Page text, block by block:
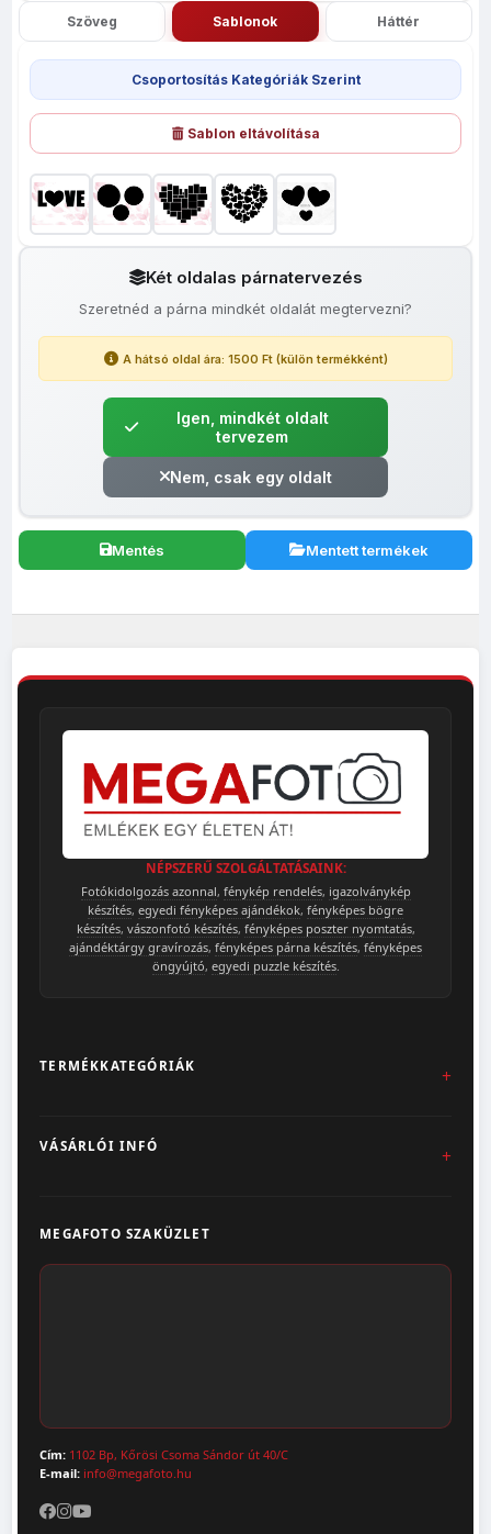
Szöveg Sablonok Háttér
Csoportosítás Kategóriák Szerint
Sablon eltávolítása
Két oldalas párnatervezés
Szeretnéd a párna mindkét oldalát megtervezni?
A hátsó oldal ára: 1500 Ft (külön termékként)
Igen, mindkét oldalt
tervezem
Nem, csak egy oldalt
Mentés Mentett termékek
NÉPSZERŰ SZOLGÁLTATÁSAINK:
Fotókidolgozás azonnal, fénykép rendelés, igazolványkép
készítés, egyedi fényképes ajándékok, fényképes bögre
készítés, vászonfotó készítés, fényképes poszter nyomtatás,
ajándéktárgy gravírozás, fényképes párna készítés, fényképes
öngyújtó, egyedi puzzle készítés.
TERMÉKKATEGÓRIÁK
Fotókidolgozás
Poszter & Falikép
VÁSÁRLÓI INFÓ
Szállítás & Fizetés
MEGAFOTO SZAKÜZLET
Cím: 1102 Bp, Kőrösi Csoma Sándor út 40/C
E-mail: info@megafoto.hu